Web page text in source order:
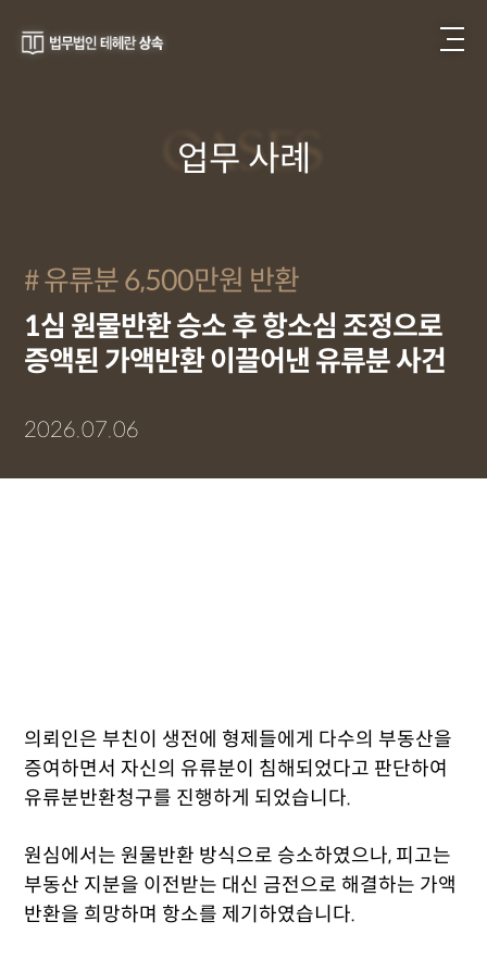
CASES
업무 사례
유류분 6,500만원 반환
1심 원물반환 승소 후 항소심 조정으로
증액된 가액반환 이끌어낸 유류분 사건
2026.07.06
의뢰인은 부친이 생전에 형제들에게 다수의 부동산을
증여하면서 자신의 유류분이 침해되었다고 판단하여
유류분반환청구를 진행하게 되었습니다.
원심에서는 원물반환 방식으로 승소하였으나, 피고는
부동산 지분을 이전받는 대신 금전으로 해결하는 가액
반환을 희망하며 항소를 제기하였습니다.